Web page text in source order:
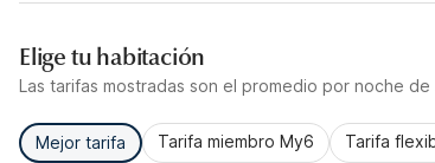
Elige tu habitación
Las tarifas mostradas son el promedio por noche
Mejor tarifa Tarifa miembro My6 Tarifa